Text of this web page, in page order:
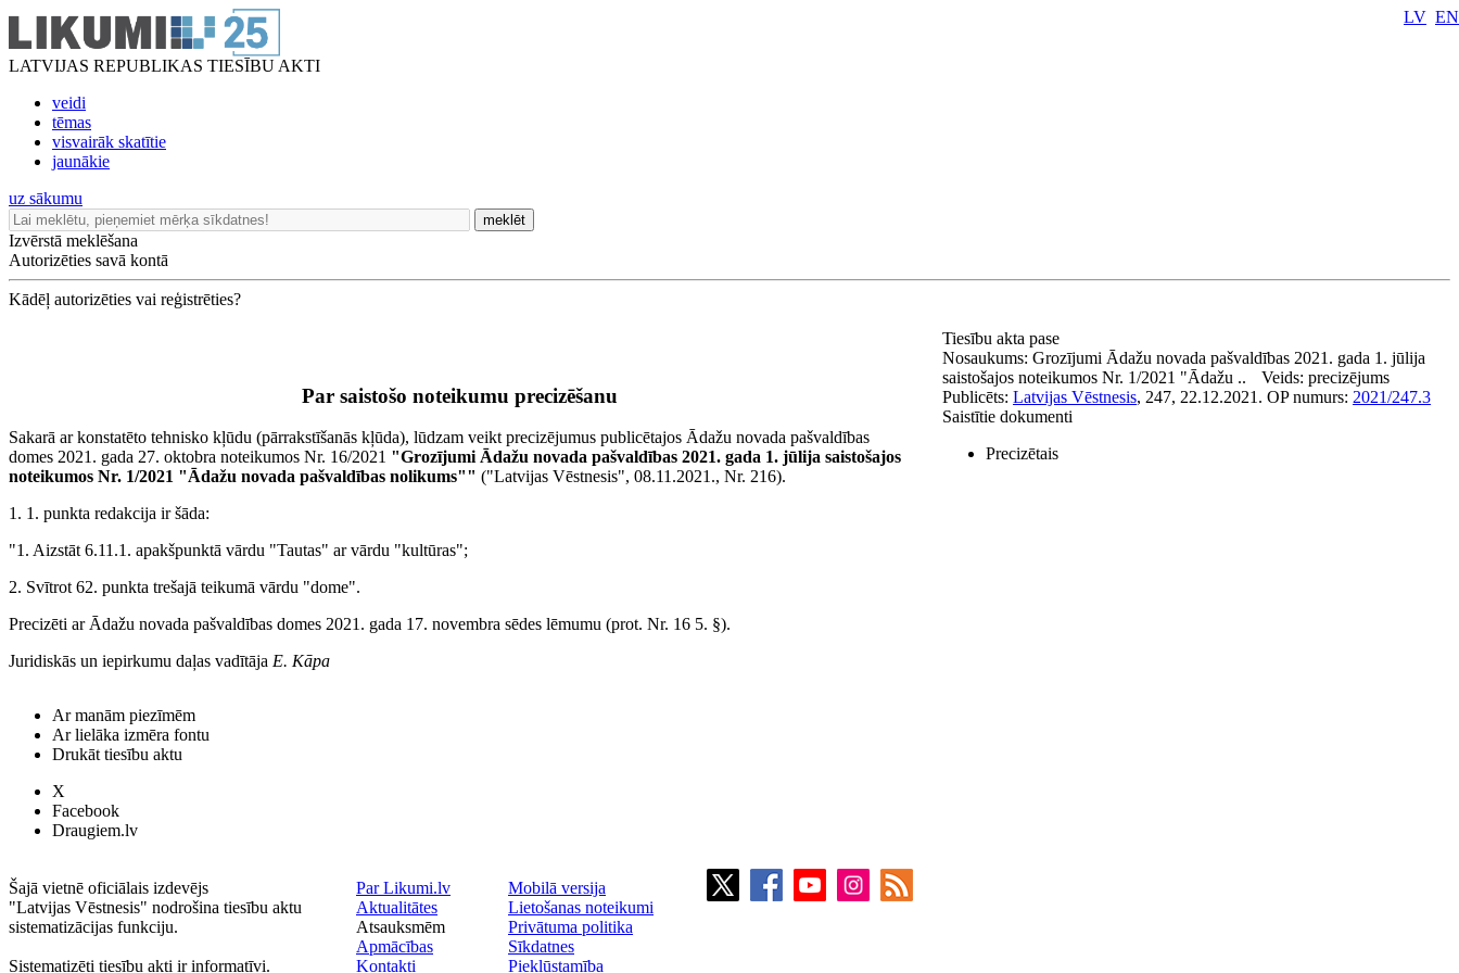
LATVIJAS REPUBLIKAS TIESĪBU AKTI
veidi
tēmas
visvairāk skatītie
jaunākie
LV EN
uz sākumu
meklēt
Izvērstā meklēšana
Autorizēties savā kontā
Kādēļ autorizēties vai reģistrēties?
Par saistošo noteikumu precizēšanu
Sakarā ar konstatēto tehnisko kļūdu (pārrakstīšanās kļūda), lūdzam veikt precizējumus publicētajos Ādažu novada pašvaldības
domes 2021. gada 27. oktobra noteikumos Nr. 16/2021 "Grozījumi Ādažu novada pašvaldības 2021. gada 1. jūlija saistošajos
noteikumos Nr. 1/2021 "Ādažu novada pašvaldības nolikums"" ("Latvijas Vēstnesis", 08.11.2021., Nr. 216).
1. 1. punkta redakcija ir šāda:
"1. Aizstāt 6.11.1. apakšpunktā vārdu "Tautas" ar vārdu "kultūras";
2. Svītrot 62. punkta trešajā teikumā vārdu "dome".
Precizēti ar Ādažu novada pašvaldības domes 2021. gada 17. novembra sēdes lēmumu (prot. Nr. 16 5. §).
Juridiskās un iepirkumu daļas vadītāja E. Kāpa
Tiesību akta pase
Nosaukums: Grozījumi Ādažu novada pašvaldības 2021. gada 1. jūlija
saistošajos noteikumos Nr. 1/2021 "Ādažu ..
Veids: precizējums
Publicēts: Latvijas Vēstnesis, 247, 22.12.2021. OP numurs: 2021/247.3
Saistītie dokumenti
Precizētais
Ar manām piezīmēm
Ar lielāka izmēra fontu
Drukāt tiesību aktu
X
Facebook
Draugiem.lv
Šajā vietnē oficiālais izdevējs
"Latvijas Vēstnesis" nodrošina tiesību aktu
sistematizācijas funkciju.
Sistematizēti tiesību akti ir informatīvi.
Par Likumi.lv
Aktualitātes
Atsauksmēm
Apmācības
Kontakti
Mobilā versija
Lietošanas noteikumi
Privātuma politika
Sīkdatnes
Piekļūstamība